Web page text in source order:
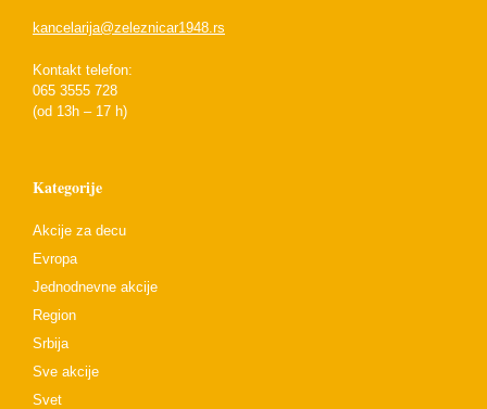
kancelarija@zeleznicar1948.rs
Kontakt telefon:
065 3555 728
(od 13h – 17 h)
Kategorije
Akcije za decu
Evropa
Jednodnevne akcije
Region
Srbija
Sve akcije
Svet